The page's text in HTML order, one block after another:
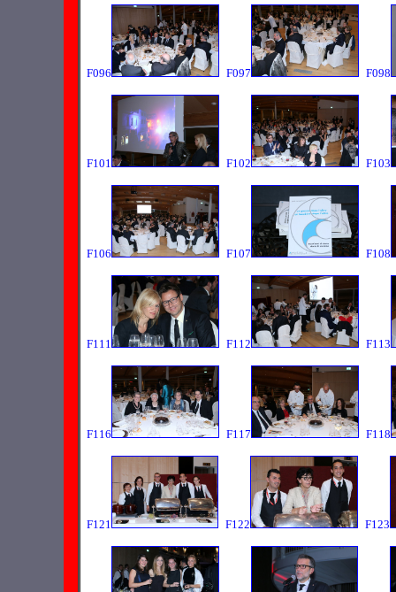
F096 F097 F098
F101 F102 F103
F106 F107 F108
F111 F112 F113
F116 F117 F118
F121 F122 F123